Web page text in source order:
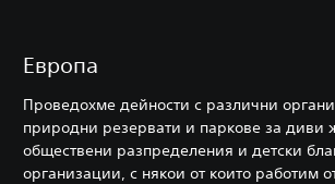
Европа
Проведохме дейности с различни
природни резервати и паркове за диви
обществени разпределения и детски
организации, с някои от които работим